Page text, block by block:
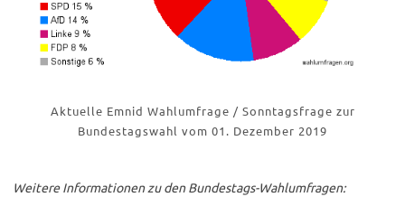
Aktuelle Emnid Wahlumfrage / Sonntagsfrage zur
Bundestagswahl vom 01. Dezember 2019
Weitere Informationen zu den Bundestags-Wahlumfragen: